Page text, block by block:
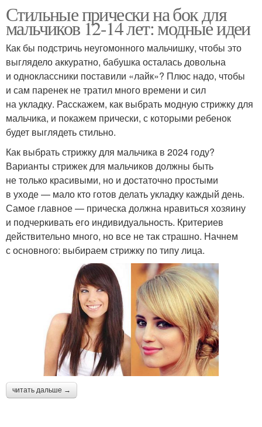
Стильные прически на бок для
мальчиков 12-14 лет: модные идеи
Как бы подстричь неугомонного мальчишку, чтобы это
выглядело аккуратно, бабушка осталась довольна
и одноклассники поставили «лайк»? Плюс надо, чтобы
и сам паренек не тратил много времени и сил
на укладку. Расскажем, как выбрать модную стрижку для
мальчика, и покажем прически, с которыми ребенок
будет выглядеть стильно.
Как выбрать стрижку для мальчика в 2024 году?
Варианты стрижек для мальчиков должны быть
не только красивыми, но и достаточно простыми
в уходе — мало кто готов делать укладку каждый день.
Самое главное — прическа должна нравиться хозяину
и подчеркивать его индивидуальность. Критериев
действительно много, но все не так страшно. Начнем
с основного: выбираем стрижку по типу лица.
читать дальше →